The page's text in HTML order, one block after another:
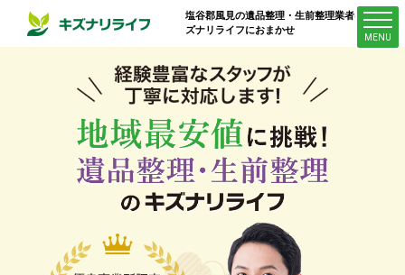
塩谷郡風見の遺品整理・生前整理業者はキ
ズナリライフにおまかせ